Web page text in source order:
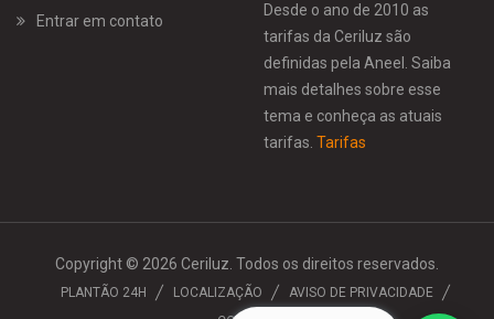
Entrar em contato
Desde o ano de 2010 as
tarifas da Ceriluz são
definidas pela Aneel. Saiba
mais detalhes sobre esse
tema e conheça as atuais
tarifas. Tarifas
Copyright © 2026 Ceriluz. Todos os direitos reservados.
PLANTÃO 24H LOCALIZAÇÃO
AVISO DE PRIVACIDADE